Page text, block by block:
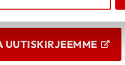
UUTISKIRJEEMME